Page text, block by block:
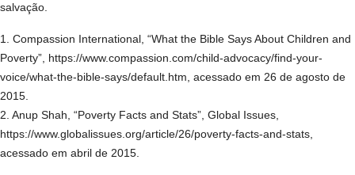
salvação.
1. Compassion International, “What the Bible Says About Children and
Poverty”, https://www.compassion.com/child-advocacy/find-your-
voice/what-the-bible-says/default.htm, acessado em 26 de agosto de
2015.
2. Anup Shah, “Poverty Facts and Stats”, Global Issues,
https://www.globalissues.org/article/26/poverty-facts-and-stats,
acessado em abril de 2015.